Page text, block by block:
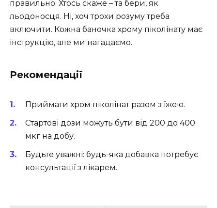
правильно. Хтось скаже – та бери, як
льодоносця. Ні, хоч трохи розуму треба
включити. Кожна баночка хрому піколінату має
інструкцію, але ми нагадаємо.
Рекомендації
Приймати хром піколінат разом з їжею.
Стартові дози можуть бути від 200 до 400
мкг на добу.
Будьте уважні: будь-яка добавка потребує
консультації з лікарем.